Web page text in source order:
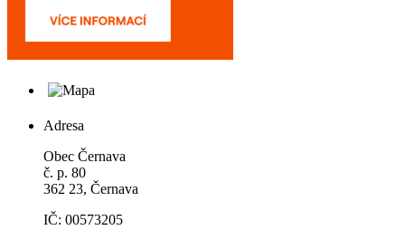
Adresa
Obec Černava
č. p. 80
362 23, Černava
IČ: 00573205